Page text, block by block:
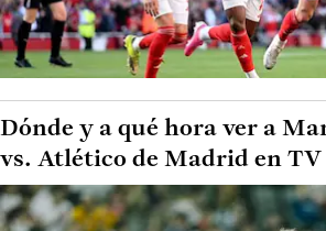
Dónde y a qué hora ver a
vs. Atlético de Madrid en